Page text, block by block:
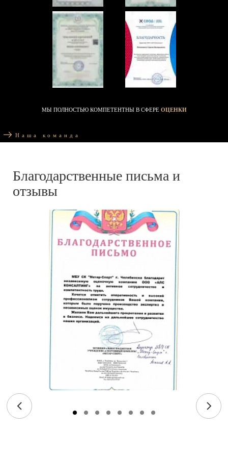
МЫ ПОЛНОСТЬЮ КОМПЕТЕНТНЫ В СФЕРЕ ОЦЕНКИ
Наша команда
Благодарственные письма и
отзывы